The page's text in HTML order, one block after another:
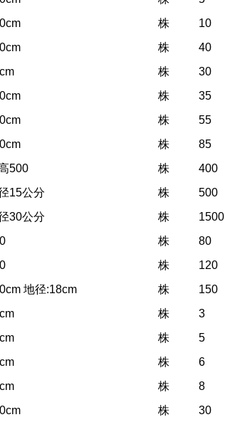
株
10
株
40
株 30
株
35
株
55
株
85
500 株
400
15公分 株
500
30公分 株
1500
株
80
株
120
地径:18cm 株
150
株 3
株
5
株
6
株
8
株
30